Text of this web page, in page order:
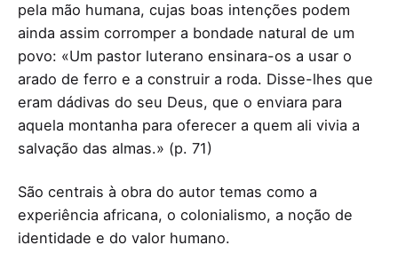
pela mão humana, cujas boas intenções podem
ainda assim corromper a bondade natural de um
povo: «Um pastor luterano ensinara-os a usar o
arado de ferro e a construir a roda. Disse-lhes que
eram dádivas do seu Deus, que o enviara para
aquela montanha para oferecer a quem ali vivia a
salvação das almas.» (p. 71)
São centrais à obra do autor temas como a
experiência africana, o colonialismo, a noção de
identidade e do valor humano.